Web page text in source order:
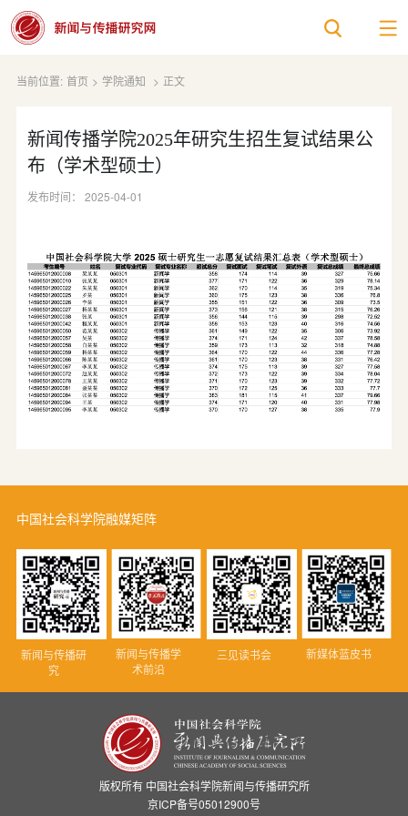
当前位置: 首页 > 学院通知 > 正文
新闻传播学院2025年研究生招生复试结果公
布（学术型硕士）
发布时间： 2025-04-01
中国社会科学院融媒矩阵
新闻与传播研
究
新闻与传播学
术前沿
三见读书会 新媒体蓝皮书
版权所有 中国社会科学院新闻与传播研究所
京ICP备号05012900号